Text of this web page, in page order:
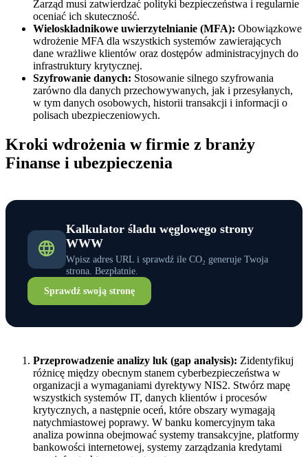
Zarząd musi zatwierdzać polityki bezpieczeństwa i regularnie
oceniać ich skuteczność.
Wieloskładnikowe uwierzytelnianie (MFA): Obowiązkowe
wdrożenie MFA dla wszystkich systemów zawierających
dane wrażliwe klientów oraz dostępów administracyjnych do
infrastruktury krytycznej.
Szyfrowanie danych: Stosowanie silnego szyfrowania
zarówno dla danych przechowywanych, jak i przesyłanych,
w tym danych osobowych, historii transakcji i informacji o
polisach ubezpieczeniowych.
Kroki wdrożenia w firmie z branży
Finanse i ubezpieczenia
Kalkulator śladu węglowego strony
WWW
Wpisz adres URL i sprawdź ile CO₂ generuje Twoja
strona. Bezpłatnie.
Sprawdź swoją stronę
Przeprowadzenie analizy luk (gap analysis): Zidentyfikuj
różnicę między obecnym stanem cyberbezpieczeństwa w
organizacji a wymaganiami dyrektywy NIS2. Stwórz mapę
wszystkich systemów IT, danych klientów i procesów
krytycznych, a następnie oceń, które obszary wymagają
natychmiastowej poprawy. W banku komercyjnym taka
analiza powinna obejmować systemy transakcyjne, platformy
bankowości internetowej, systemy zarządzania kredytami